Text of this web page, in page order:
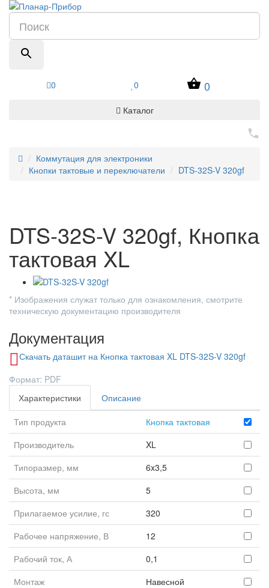
0 0 0
Каталог
Коммутация для электроники
Кнопки тактовые и переключатели
DTS-32S-V 320gf
DTS-32S-V 320gf, Кнопка
тактовая XL
* Изображения служат только для ознакомления, смотрите
техническую документацию производителя
Документация
Скачать даташит на Кнопка тактовая XL DTS-32S-V 320gf
Формат: PDF
Характеристики
Описание
Тип продукта
Кнопка тактовая
Производитель
XL
Типоразмер, мм
6x3,5
Высота, мм
5
Прилагаемое усилие, гс
320
Рабочее напряжение, В
12
Рабочий ток, А
0,1
Монтаж
Навесной